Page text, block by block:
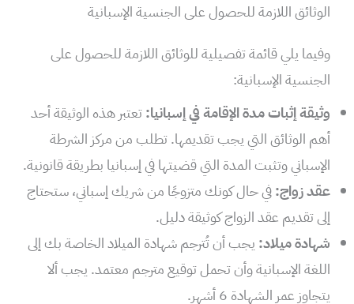
الوثائق اللازمة للحصول على الجنسية الإسبانية
وفيما يلي قائمة تفصيلية للوثائق اللازمة للحصول على
الجنسية الإسبانية:
وثيقة إثبات مدة الإقامة في إسبانيا:تعتبر هذه الوثيقة أحد
أهم الوثائق التي يجب تقديمها. تطلب من مركز الشرطة
الإسباني وتثبت المدة التي قضيتها في إسبانيا بطريقة قانونية.
عقد زواج:في حال كونك متزوجًا من شريك إسباني، ستحتاج
إلى تقديم عقد الزواج كوثيقة دليل.
شهادة ميلاد: يجب أن تُترجم شهادة الميلاد الخاصة بك إلى
اللغة الإسبانية وأن تحمل توقيع مترجم معتمد. يجب ألا
يتجاوز عمر الشهادة 6 أشهر.